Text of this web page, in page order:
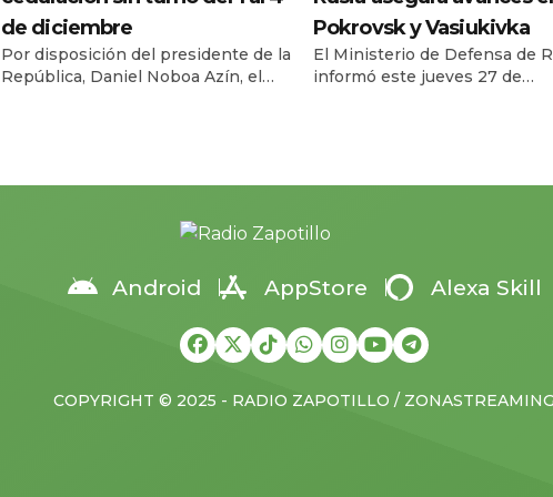
de diciembre
Por disposición del presidente de la
República, Daniel Noboa Azín, el
08h00 a 17h00, en 193 agencias a
ampliar la capacidad operativa y
Pokrovsk y Vasiukivka
El Ministerio de Defensa de
informó este jueves 27 de
captura de esta zona permite
desde el suroeste y acercar el
Android AppStore Alexa Skill
COPYRIGHT © 2025 - RADIO ZAPOTILLO / ZONASTREAMING